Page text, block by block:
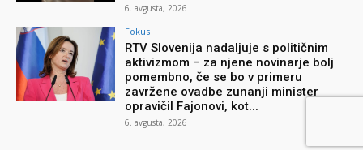
6. avgusta, 2026
Fokus
RTV Slovenija nadaljuje s političnim
aktivizmom – za njene novinarje bolj
pomembno, če se bo v primeru
zavržene ovadbe zunanji minister
opravičil Fajonovi, kot...
6. avgusta, 2026